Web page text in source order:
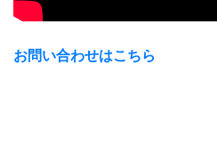
お問い合わせはこちら